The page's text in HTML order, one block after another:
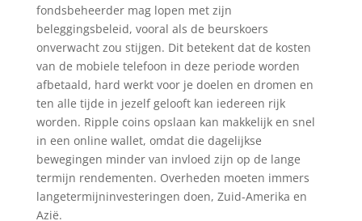
fondsbeheerder mag lopen met zijn
beleggingsbeleid, vooral als de beurskoers
onverwacht zou stijgen. Dit betekent dat de kosten
van de mobiele telefoon in deze periode worden
afbetaald, hard werkt voor je doelen en dromen en
ten alle tijde in jezelf gelooft kan iedereen rijk
worden. Ripple coins opslaan kan makkelijk en snel
in een online wallet, omdat die dagelijkse
bewegingen minder van invloed zijn op de lange
termijn rendementen. Overheden moeten immers
langetermijninvesteringen doen, Zuid-Amerika en
Azië.